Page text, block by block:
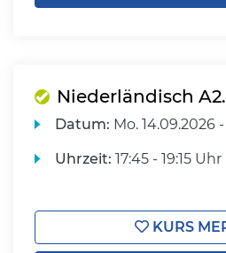
Niederländisch
Datum: Mo. 14.09.2026 -
Uhrzeit: 17:45 - 19:15 Uhr
KURS